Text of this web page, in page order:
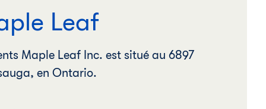
Leaf
Maple Leaf Inc. est situé au 6897
en Ontario.